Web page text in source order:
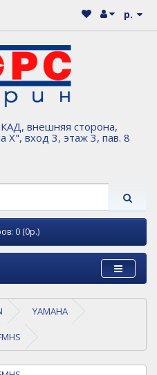
р.
внешняя сторона,
Х", вход 3, этаж 3, пав. 8
0 (0р.)
YAMAHA